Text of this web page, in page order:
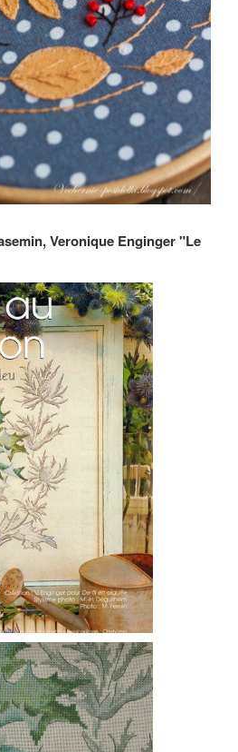
Veronique Enginger "Le